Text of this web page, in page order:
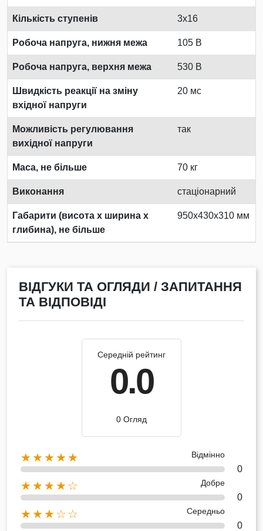
Кількість ступенів 3x16
Робоча напруга, нижня межа 105 В
Робоча напруга, верхня межа 530 В
Швидкість реакції на зміну
вхідної напруги
20 мс
Можливість регулювання
вихідної напруги
так
Маса, не більше 70 кг
Виконання стаціонарний
Габарити (висота х ширина х
глибина), не більше
950x430x310 мм
ВІДГУКИ ТА ОГЛЯДИ / ЗАПИТАННЯ
ТА ВІДПОВІДІ
Середній рейтинг
0.0
0 Огляд
★★★★★ Відмінно
0
★★★★☆ Добре
0
★★★☆☆ Середньо
0